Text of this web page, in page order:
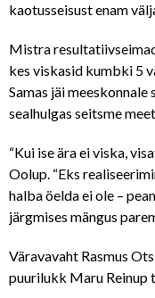
kaotusseisust enam
Mistra
kes viskasid kumbki 5
Samas jäi
sealhulgas seitsme
“Kui ise ära ei viska,
Oolup. “Eks
halba öelda ei ole –
järgmises mängus
Väravavaht Rasmus
puurilukk Maru Reinup